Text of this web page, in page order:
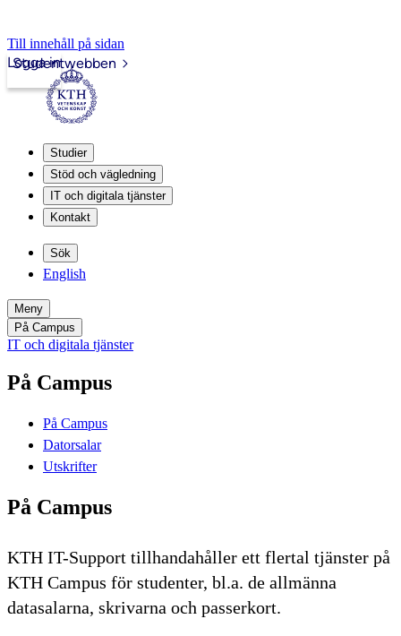
Till innehåll på sidan
Studentwebben
Logga in
Studier
Stöd och vägledning
IT och digitala tjänster
Kontakt
Sök
English
Meny
På Campus
IT och digitala tjänster
På Campus
På Campus
Datorsalar
Utskrifter
På Campus
KTH IT-Support tillhandahåller ett flertal tjänster på
KTH Campus för studenter, bl.a. de allmänna
datasalarna, skrivarna och passerkort.